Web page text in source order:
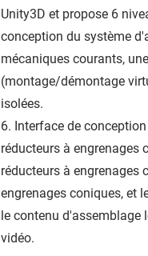
Unity3D et propose 6
conception du système
mécaniques courants,
(montage/démontage
isolées.
6. Interface de
réducteurs à engrenages
réducteurs à engrenages
engrenages coniques, et
le contenu d'assemblage
vidéo.